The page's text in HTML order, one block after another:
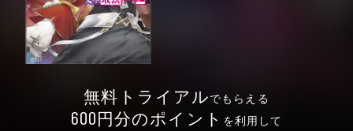
無料トライアルでもらえる
600円分のポイント を利用して